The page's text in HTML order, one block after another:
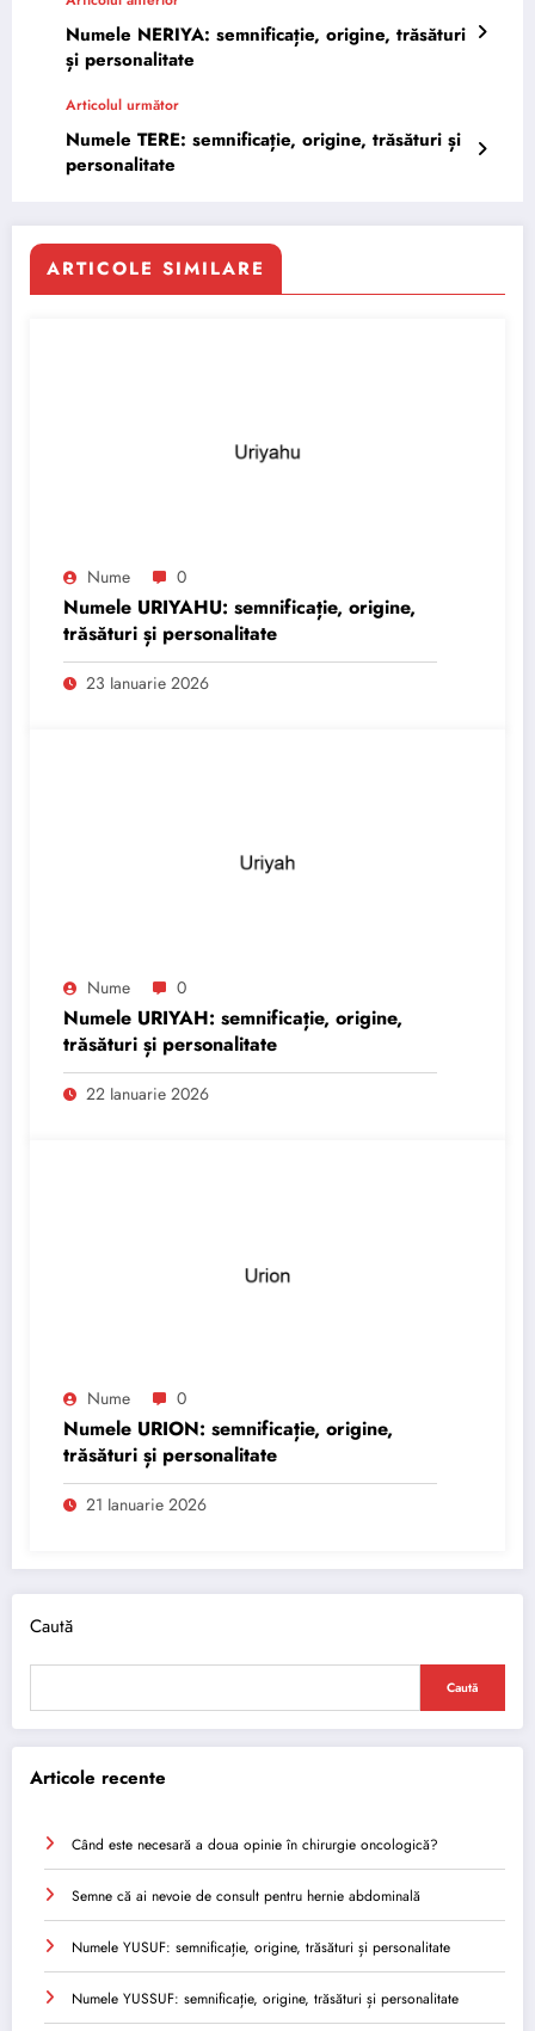
Numele NERIYA: semnificație, origine, trăsături
și personalitate
Articolul următor
Numele TERE: semnificație, origine, trăsături și
personalitate
ARTICOLE SIMILARE
Nume 0
Numele URIYAHU: semnificație, origine,
trăsături și personalitate
23 Ianuarie 2026
Nume 0
Numele URIYAH: semnificație, origine,
trăsături și personalitate
22 Ianuarie 2026
Nume 0
Numele URION: semnificație, origine,
trăsături și personalitate
21 Ianuarie 2026
Caută
Caută
Articole recente
Când este necesară a doua opinie în chirurgie oncologică?
Semne că ai nevoie de consult pentru hernie abdominală
Numele YUSUF: semnificație, origine, trăsături și personalitate
Numele YUSSUF: semnificație, origine, trăsături și personalitate